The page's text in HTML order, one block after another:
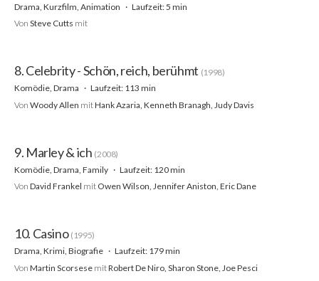
Drama, Kurzfilm, Animation
Laufzeit: 5 min
Von Steve Cutts mit
8. Celebrity - Schön, reich, berühmt (1998)
Komödie, Drama
Laufzeit: 113 min
Von Woody Allen mitHank Azaria, Kenneth Branagh, Judy Davis
9. Marley & ich (2008)
Komödie, Drama, Family
Laufzeit: 120 min
Von David Frankel mit Owen Wilson, Jennifer Aniston, Eric Dane
10. Casino (1995)
Drama, Krimi, Biografie
Laufzeit: 179 min
Von Martin Scorsese mitRobert De Niro, Sharon Stone, Joe Pesci